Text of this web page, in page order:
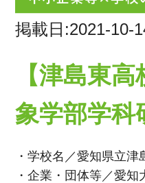
掲載日:2021-10-
【津島東
象学部学科
・学校名／愛知県立津
・企業・団体等／愛